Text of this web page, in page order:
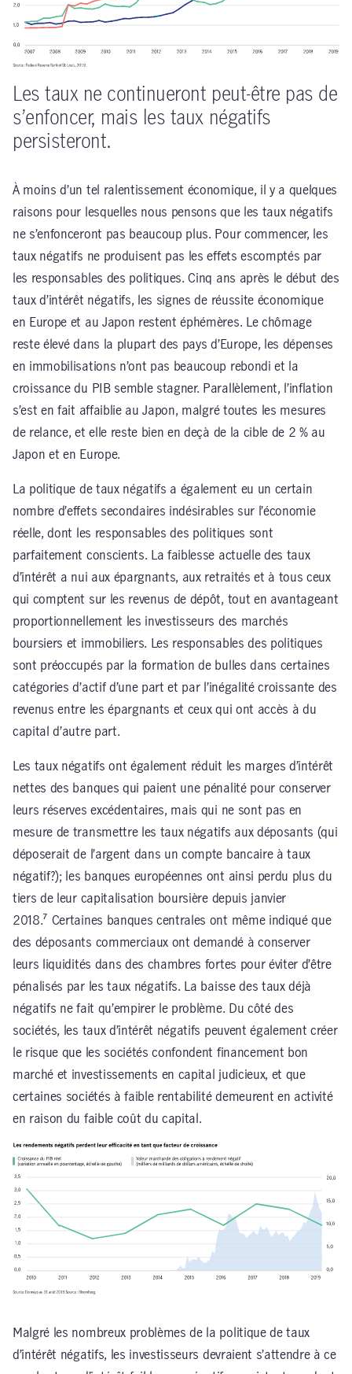
Les taux ne continueront peut-être pas de
s’enfoncer, mais les taux négatifs
persisteront.
À moins d’un tel ralentissement économique, il y a quelques
raisons pour lesquelles nous pensons que les taux négatifs
ne s’enfonceront pas beaucoup plus. Pour commencer, les
taux négatifs ne produisent pas les effets escomptés par
les responsables des politiques. Cinq ans après le début des
taux d’intérêt négatifs, les signes de réussite économique
en Europe et au Japon restent éphémères. Le chômage
reste élevé dans la plupart des pays d’Europe, les dépenses
en immobilisations n’ont pas beaucoup rebondi et la
croissance du PIB semble stagner. Parallèlement, l’inflation
s’est en fait affaiblie au Japon, malgré toutes les mesures
de relance, et elle reste bien en deçà de la cible de 2 % au
Japon et en Europe.
La politique de taux négatifs a également eu un certain
nombre d’effets secondaires indésirables sur l’économie
réelle, dont les responsables des politiques sont
parfaitement conscients. La faiblesse actuelle des taux
d’intérêt a nui aux épargnants, aux retraités et à tous ceux
qui comptent sur les revenus de dépôt, tout en avantageant
proportionnellement les investisseurs des marchés
boursiers et immobiliers. Les responsables des politiques
sont préoccupés par la formation de bulles dans certaines
catégories d’actif d’une part et par l’inégalité croissante des
revenus entre les épargnants et ceux qui ont accès à du
capital d’autre part.
Les taux négatifs ont également réduit les marges d’intérêt
nettes des banques qui paient une pénalité pour conserver
leurs réserves excédentaires, mais qui ne sont pas en
mesure de transmettre les taux négatifs aux déposants (qui
déposerait de l’argent dans un compte bancaire à taux
négatif?); les banques européennes ont ainsi perdu plus du
tiers de leur capitalisation boursière depuis janvier
2018.⁷ Certaines banques centrales ont même indiqué que
des déposants commerciaux ont demandé à conserver
leurs liquidités dans des chambres fortes pour éviter d’être
pénalisés par les taux négatifs. La baisse des taux déjà
négatifs ne fait qu’empirer le problème. Du côté des
sociétés, les taux d’intérêt négatifs peuvent également créer
le risque que les sociétés confondent financement bon
marché et investissements en capital judicieux, et que
certaines sociétés à faible rentabilité demeurent en activité
en raison du faible coût du capital.
Malgré les nombreux problèmes de la politique de taux
d’intérêt négatifs, les investisseurs devraient s’attendre à ce